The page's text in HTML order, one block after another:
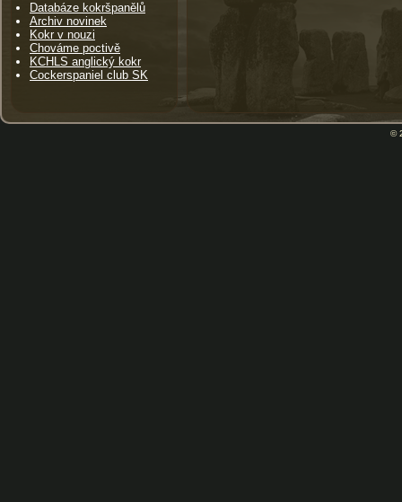
Databáze kokršpanělů
Archiv novinek
Kokr v nouzi
Chováme poctivě
KCHLS anglický kokr
Cockerspaniel club SK
©